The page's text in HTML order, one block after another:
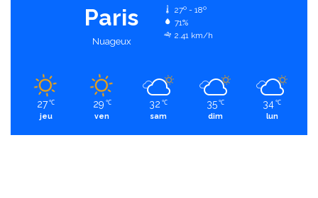
Paris
Nuageux
27º - 18º
71%
2.41 km/h
27 ℃
jeu
29 ℃
ven
32 ℃
sam
35 ℃
dim
34 ℃
lun